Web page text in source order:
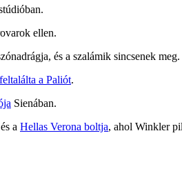
ellen.
és a szalámik sincsenek meg.
a Paliót.
Sienában.
a Hellas Verona boltja, ahol Winkler